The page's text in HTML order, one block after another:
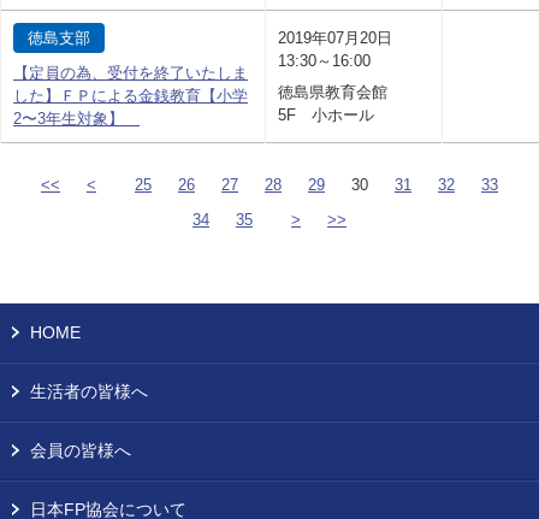
徳島支部
【定員の為、受付を終了いたしま
した】ＦＰによる金銭教育【小学
2〜3年生対象】
2019年07月20日
13:30～16:00
徳島県教育会館
5F 小ホール
<< < 25 26 27 28 29 30 31 32
33
34
35 > >>
HOME
生活者の皆様へ
会員の皆様へ
日本FP協会について